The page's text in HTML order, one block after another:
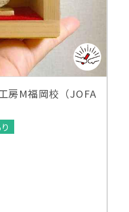
房M福岡校（JOFA